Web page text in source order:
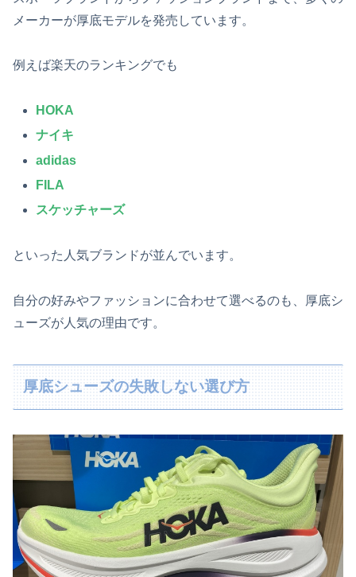
メーカーが厚底モデルを発売しています。
例えば楽天のランキングでも
HOKA
ナイキ
adidas
FILA
スケッチャーズ
といった人気ブランドが並んでいます。
自分の好みやファッションに合わせて選べるのも、厚底シ
ューズが人気の理由です。
厚底シューズの失敗しない選び方